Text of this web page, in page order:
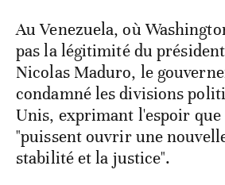
Au Venezuela, où
pas la légitimité du
Nicolas Maduro, le
condamné les divisions
Unis, exprimant l'espoir
"puissent ouvrir une
stabilité et la justice".